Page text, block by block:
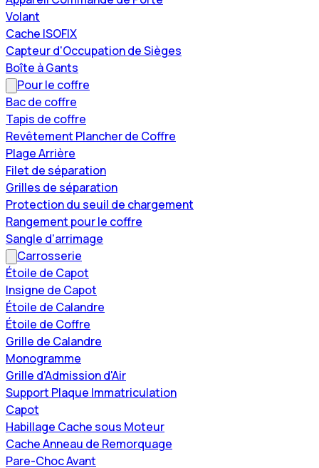
Volant
Cache ISOFIX
Capteur d'Occupation de Sièges
Boîte à Gants
Pour le coffre
Bac de coffre
Tapis de coffre
Revêtement Plancher de Coffre
Plage Arrière
Filet de séparation
Grilles de séparation
Protection du seuil de chargement
Rangement pour le coffre
Sangle d'arrimage
Carrosserie
Étoile de Capot
Insigne de Capot
Étoile de Calandre
Étoile de Coffre
Grille de Calandre
Monogramme
Grille d'Admission d'Air
Support Plaque Immatriculation
Capot
Habillage Cache sous Moteur
Cache Anneau de Remorquage
Pare-Choc Avant